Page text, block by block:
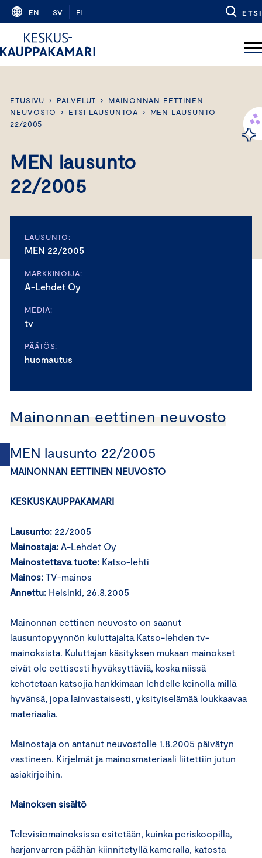
Skip
content
EN SV FI ETSI
ETUSIVU › PALVELUT ›
MAINONNAN EETTINEN
NEUVOSTO
› ETSI LAUSUNTOA ›
MEN LAUSUNTO
22/2005
MEN lausunto
22/2005
LAUSUNTO:
MEN 22/2005
MARKKINOIJA:
A-Lehdet Oy
MEDIA:
tv
PÄÄTÖS:
huomautus
Mainonnan eettinen neuvosto
MEN lausunto 22/2005
MAINONNAN EETTINEN NEUVOSTO
KESKUSKAUPPAKAMARI
Lausunto: 22/2005
Mainostaja: A-Lehdet Oy
Mainostettava tuote: Katso-lehti
Mainos: TV-mainos
Annettu: Helsinki, 26.8.2005
Mainonnan eettinen neuvosto on saanut
lausuntopyynnön kuluttajalta Katso-lehden tv-
mainoksista. Kuluttajan käsityksen mukaan mainokset
eivät ole eettisesti hyväksyttäviä, koska niissä
kehotetaan katsojia hankkimaan lehdelle keinolla millä
hyvänsä, jopa lainvastaisesti, yksityiselämää loukkaavaa
materiaalia.
Mainostaja on antanut neuvostolle 1.8.2005 päivätyn
vastineen. Kirjelmät ja mainosmateriaali liitettiin jutun
asiakirjoihin.
Mainoksen sisältö
Televisiomainoksissa esitetään, kuinka periskoopilla,
harjanvarren päähän kiinnitetyllä kameralla, katosta